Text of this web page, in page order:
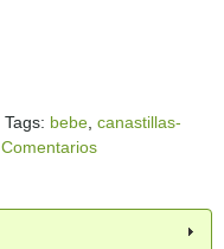
Tags: bebe canastillas-
Comentarios